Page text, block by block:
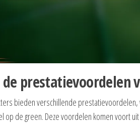
prestatievoordelen
bieden verschillende
op de green. Deze voordelen komen voort